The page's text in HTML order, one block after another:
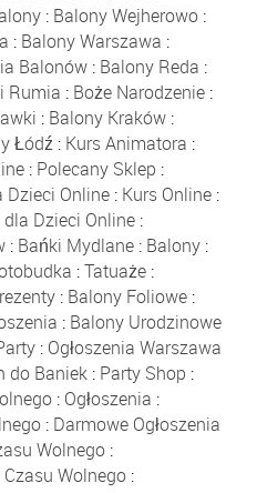
: Balony Wejherowo:
: Balony Warszawa :
Balonów : Balony Reda :
Rumia : Boże Narodzenie:
: Balony Kraków :
Łódź : Kurs Animatora :
: Polecany Sklep :
Online: Kurs Online:
Dzieci Online :
: Bańki Mydlane : Balony :
:Tatuaże:
: Balony Foliowe :
: Balony Urodzinowe
: Ogłoszenia Warszawa
do Baniek : Party Shop :
: Ogłoszenia :
: Darmowe Ogłoszenia
Wolnego :
Wolnego :